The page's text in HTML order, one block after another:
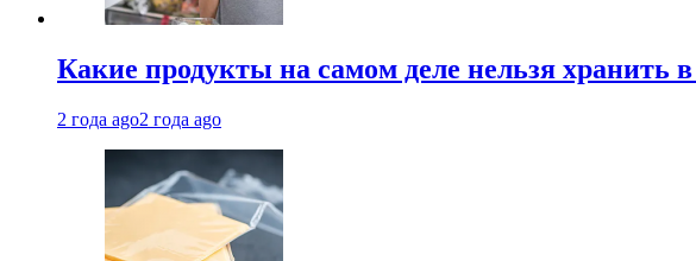
Какие продукты на самом деле нельзя хранить
2 года ago2 года ago